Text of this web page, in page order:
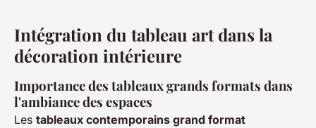
Intégration du tableau art dans la
décoration intérieure
Importance des tableaux grands formats dans
l'ambiance des espaces
Les tableaux contemporains grand format